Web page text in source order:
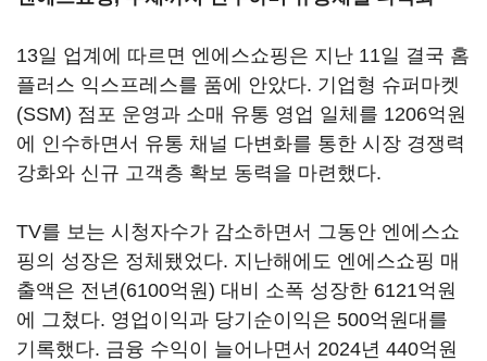
13일 업계에 따르면 엔에스쇼핑은 지난 11일 결국 홈
플러스 익스프레스를 품에 안았다. 기업형 슈퍼마켓
(SSM) 점포 운영과 소매 유통 영업 일체를 1206억원
에 인수하면서 유통 채널 다변화를 통한 시장 경쟁력
강화와 신규 고객층 확보 동력을 마련했다.
TV를 보는 시청자수가 감소하면서 그동안 엔에스쇼
핑의 성장은 정체됐었다. 지난해에도 엔에스쇼핑 매
출액은 전년(6100억원) 대비 소폭 성장한 6121억원
에 그쳤다. 영업이익과 당기순이익은 500억원대를
기록했다. 금융 수익이 늘어나면서 2024년 440억원